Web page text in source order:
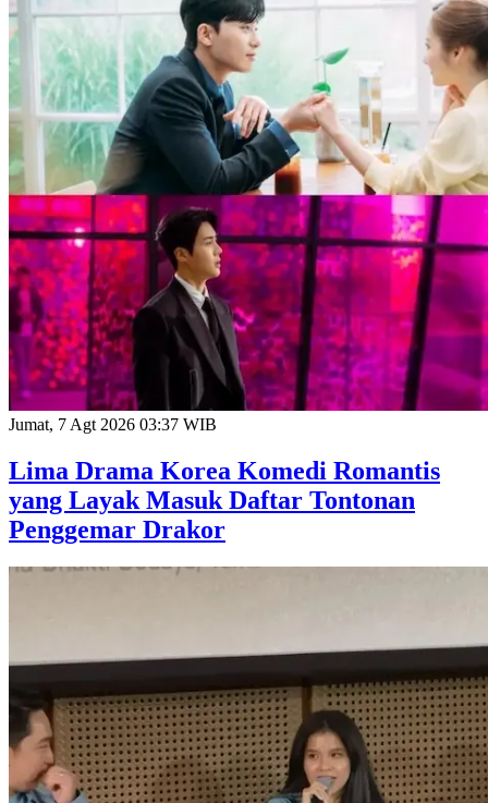
Jumat, 7 Agt 2026 03:37 WIB
Lima Drama Korea Komedi Romantis
yang Layak Masuk Daftar Tontonan
Penggemar Drakor